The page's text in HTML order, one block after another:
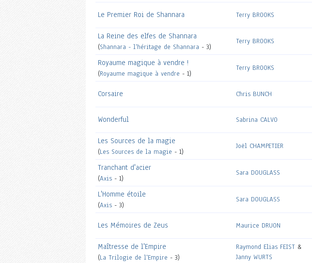
Le Premier Roi de Shannara Terry BROOKS
La Reine des elfes de Shannara
(Shannara - l'héritage de Shannara - 3)
Terry BROOKS
Royaume magique à vendre !
(Royaume magique à vendre - 1)
Terry BROOKS
Corsaire Chris BUNCH
Wonderful Sabrina CALVO
Les Sources de la magie
(Les Sources de la magie - 1)
Joël CHAMPETIER
Tranchant d'acier
(Axis - 1)
Sara DOUGLASS
L'Homme étoile
(Axis - 3)
Sara DOUGLASS
Les Mémoires de Zeus Maurice DRUON
Maîtresse de l'Empire
(La Trilogie de l'Empire - 3)
Raymond Elias FEIST &
Janny WURTS